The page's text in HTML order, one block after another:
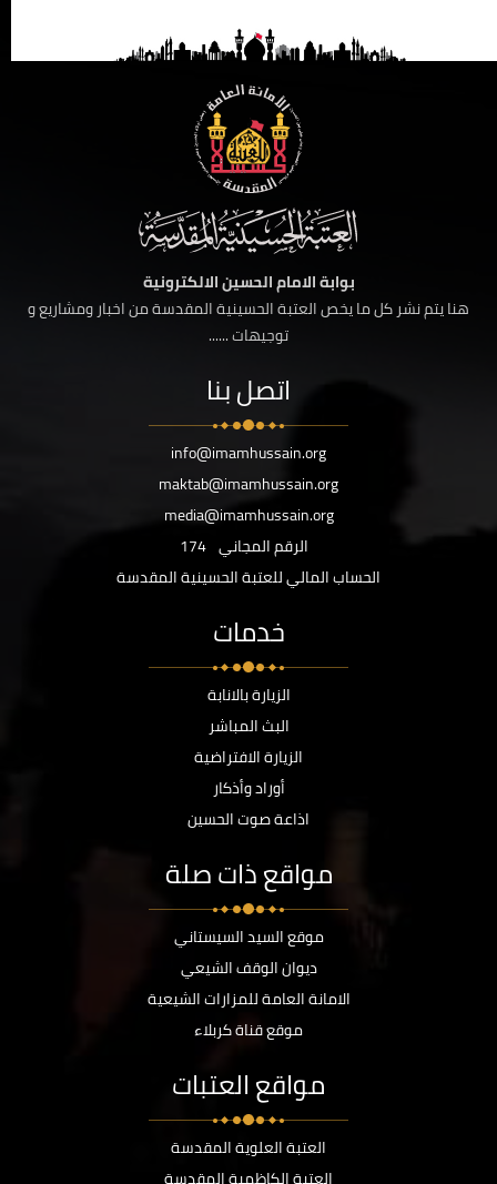
بوابة الامام الحسين الالكترونية
هنا يتم نشر كل ما يخص العتبة الحسينية المقدسة من اخبار ومشاريع و
توجيهات ......
اتصل بنا
info@imamhussain.org
maktab@imamhussain.org
media@imamhussain.org
الرقم المجاني 174
الحساب المالي للعتبة الحسينية المقدسة
خدمات
الزيارة بالانابة
البث المباشر
الزيارة الافتراضية
أوراد وأذكار
اذاعة صوت الحسين
مواقع ذات صلة
موقع السيد السيستاني
ديوان الوقف الشيعي
الامانة العامة للمزارات الشيعية
موقع قناة كربلاء
مواقع العتبات
العتبة العلوية المقدسة